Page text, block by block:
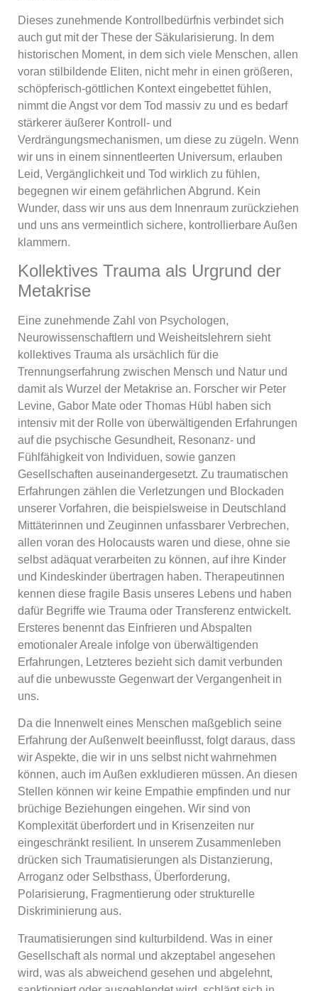
Dieses zunehmende Kontrollbedürfnis verbindet sich
auch gut mit der These der Säkularisierung. In dem
historischen Moment, in dem sich viele Menschen, allen
voran stilbildende Eliten, nicht mehr in einen größeren,
schöpferisch-göttlichen Kontext eingebettet fühlen,
nimmt die Angst vor dem Tod massiv zu und es bedarf
stärkerer äußerer Kontroll- und
Verdrängungsmechanismen, um diese zu zügeln. Wenn
wir uns in einem sinnentleerten Universum, erlauben
Leid, Vergänglichkeit und Tod wirklich zu fühlen,
begegnen wir einem gefährlichen Abgrund. Kein
Wunder, dass wir uns aus dem Innenraum zurückziehen
und uns ans vermeintlich sichere, kontrollierbare Außen
klammern.
Kollektives Trauma als Urgrund der
Metakrise
Eine zunehmende Zahl von Psychologen,
Neurowissenschaftlern und Weisheitslehrern sieht
kollektives Trauma als ursächlich für die
Trennungserfahrung zwischen Mensch und Natur und
damit als Wurzel der Metakrise an. Forscher wir Peter
Levine, Gabor Mate oder Thomas Hübl haben sich
intensiv mit der Rolle von überwältigenden Erfahrungen
auf die psychische Gesundheit, Resonanz- und
Fühlfähigkeit von Individuen, sowie ganzen
Gesellschaften auseinandergesetzt. Zu traumatischen
Erfahrungen zählen die Verletzungen und Blockaden
unserer Vorfahren, die beispielsweise in Deutschland
Mittäterinnen und Zeuginnen unfassbarer Verbrechen,
allen voran des Holocausts waren und diese, ohne sie
selbst adäquat verarbeiten zu können, auf ihre Kinder
und Kindeskinder übertragen haben. Therapeutinnen
kennen diese fragile Basis unseres Lebens und haben
dafür Begriffe wie Trauma oder Transferenz entwickelt.
Ersteres benennt das Einfrieren und Abspalten
emotionaler Areale infolge von überwältigenden
Erfahrungen, Letzteres bezieht sich damit verbunden
auf die unbewusste Gegenwart der Vergangenheit in
uns.
Da die Innenwelt eines Menschen maßgeblich seine
Erfahrung der Außenwelt beeinflusst, folgt daraus, dass
wir Aspekte, die wir in uns selbst nicht wahrnehmen
können, auch im Außen exkludieren müssen. An diesen
Stellen können wir keine Empathie empfinden und nur
brüchige Beziehungen eingehen. Wir sind von
Komplexität überfordert und in Krisenzeiten nur
eingeschränkt resilient. In unserem Zusammenleben
drücken sich Traumatisierungen als Distanzierung,
Arroganz oder Selbsthass, Überforderung,
Polarisierung, Fragmentierung oder strukturelle
Diskriminierung aus.
Traumatisierungen sind kulturbildend. Was in einer
Gesellschaft als normal und akzeptabel angesehen
wird, was als abweichend gesehen und abgelehnt,